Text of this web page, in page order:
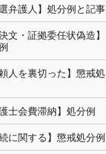
選弁護人】処分例と記事
決文・証拠委任状偽造】
頼人を裏切った】懲戒処
護士会費滞納】処分例
続に関する】懲戒処分例